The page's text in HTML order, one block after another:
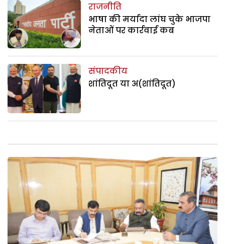
राजनीति
भाषा की मर्यादा लांघ चुके भाजपा
नेताओं पर कार्रवाई कब
संपादकीय
शांतिदूत या अ(शांतिदूत)